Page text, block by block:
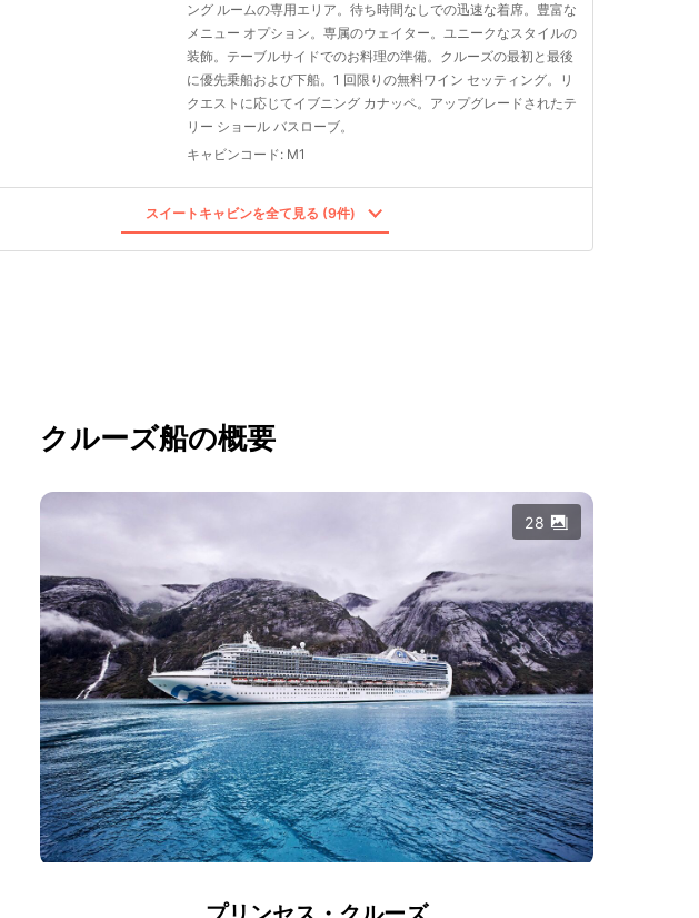
ング ルームの専用エリア。待ち時間なしでの迅速な着席。豊富な
メニュー オプション。専属のウェイター。ユニークなスタイルの
装飾。テーブルサイドでのお料理の準備。クルーズの最初と最後
に優先乗船および下船。1 回限りの無料ワイン セッティング。リ
クエストに応じてイブニング カナッペ。アップグレードされたテ
リー ショール バスローブ。
キャビンコード: M1
スイートキャビンを全て見る (9件)
クルーズ船の概要
28